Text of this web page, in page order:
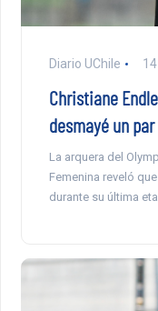
Diario UChile
Christiane
desmayé un
La arquera del
Femenina reveló
durante su última